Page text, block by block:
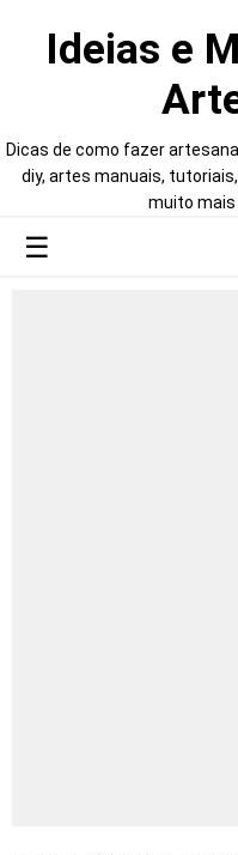
Ideias e
Dicas de como fazer
diy, artes manuais,
muito mais